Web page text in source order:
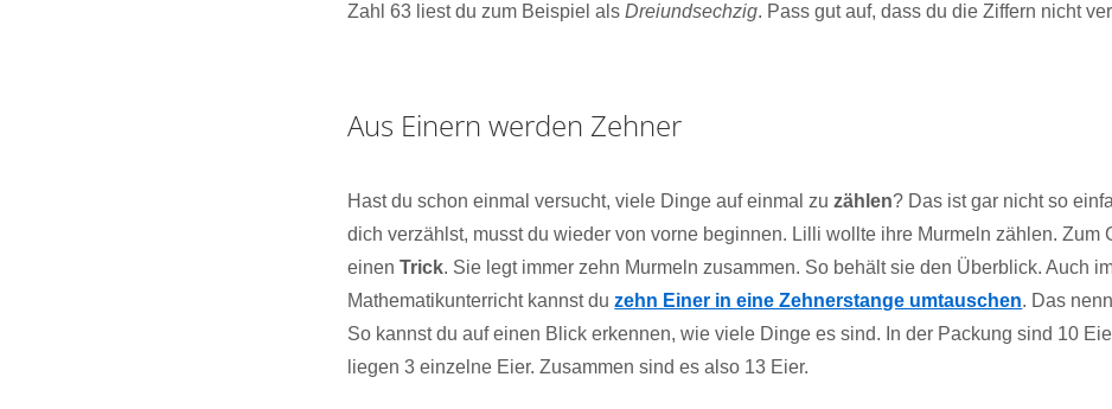
Zahl 63 liest du zum Beispiel alsDreiundsechzig. Pass gut auf, dass du die Ziffern nicht
Aus Einern werden Zehner
Hast du schon einmal versucht, viele Dinge auf einmal zuzählen? Das ist gar nicht so
dich verzählst, musst du wieder von vorne beginnen. Lilli wollte ihre Murmeln zählen. Zum
einenTrick. Sie legt immer zehn Murmeln zusammen. So behält sie den Überblick. Auch
Mathematikunterricht kannst duzehn Einer in eine Zehnerstange umtauschen. Das
So kannst du auf einen Blick erkennen, wie viele Dinge es sind. In der Packung sind 10
liegen 3 einzelne Eier. Zusammen sind es also 13 Eier.